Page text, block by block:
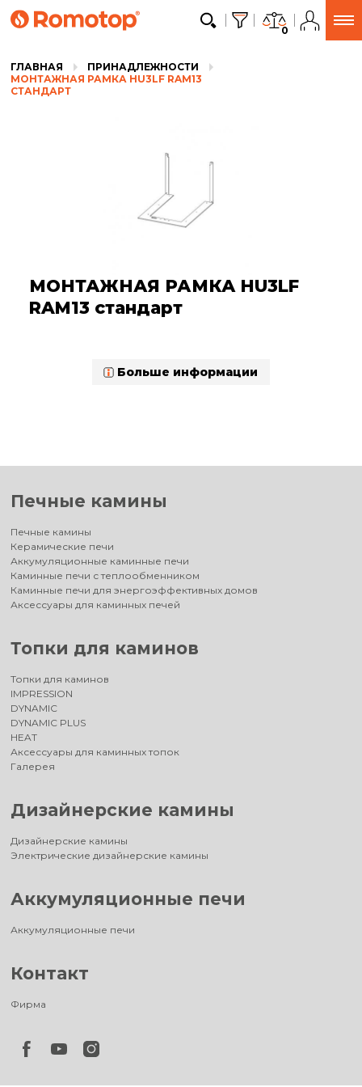
0
ГЛАВНАЯ
ПРИНАДЛЕЖНОСТИ
МОНТАЖНАЯ РАМКА HU3LF RAM13
СТАНДАРТ
МОНТАЖНАЯ РАМКА HU3LF
RAM13 стандарт
Больше информации
Печные камины
Печные камины
Керамические печи
Аккумуляционные каминные печи
Каминные печи с теплообменником
Каминные печи для энергоэффективных домов
Аксессуары для каминных печей
Топки для каминов
Топки для каминов
IMPRESSION
DYNAMIC
DYNAMIC PLUS
HEAT
Аксессуары для каминных топок
Галерея
Дизайнерские камины
Дизайнерские камины
Электрические дизайнерские камины
Аккумуляционные печи
Аккумуляционные печи
Контакт
Фирма